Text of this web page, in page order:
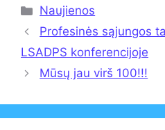
Kategorijos
Naujienos
Profesinės sąjungos
LSADPS konferencijoje
Mūsų jau virš 100!!!